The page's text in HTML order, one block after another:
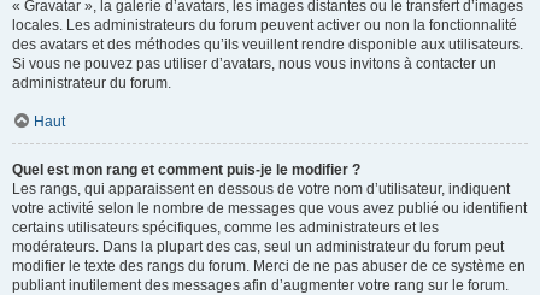
« Gravatar », la galerie d’avatars, les images distantes ou le transfert d’images
locales. Les administrateurs du forum peuvent activer ou non la fonctionnalité
des avatars et des méthodes qu’ils veuillent rendre disponible aux utilisateurs.
Si vous ne pouvez pas utiliser d’avatars, nous vous invitons à contacter un
administrateur du forum.
Haut
Quel est mon rang et comment puis-je le modifier ?
Les rangs, qui apparaissent en dessous de votre nom d’utilisateur, indiquent
votre activité selon le nombre de messages que vous avez publié ou identifient
certains utilisateurs spécifiques, comme les administrateurs et les
modérateurs. Dans la plupart des cas, seul un administrateur du forum peut
modifier le texte des rangs du forum. Merci de ne pas abuser de ce système en
publiant inutilement des messages afin d’augmenter votre rang sur le forum.